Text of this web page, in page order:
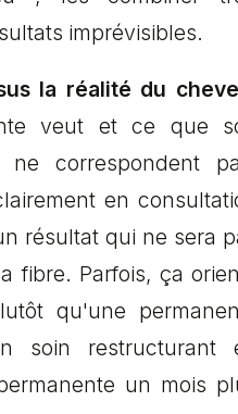
imprévisibles.
la réalité du
veut et ce que
correspondent
en
résultat qui ne sera
fibre. Parfois, ça
qu'une
soin restructurant
un mois